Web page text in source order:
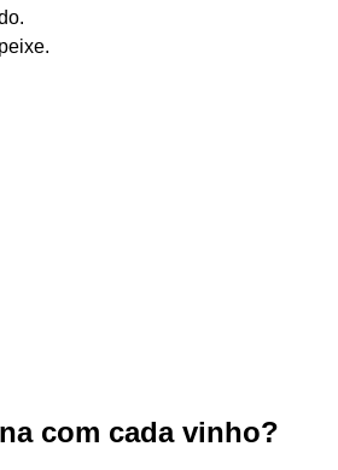
com cada vinho?